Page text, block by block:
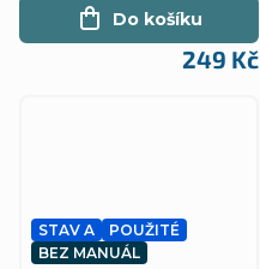
249 Kč
Do košíku
STAV A
POUŽITÉ
BEZ MANUÁL